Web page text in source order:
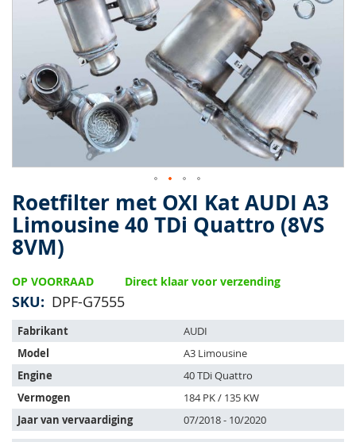
Roetfilter met OXI Kat AUDI A3
Limousine 40 TDi Quattro (8VS
8VM)
OP VOORRAAD
SKU DPF-G7555
Direct klaar voor verzending
Het
artikel
past
op
de
volgende
voertuigen:
Fabrikant
AUDI
Model
A3 Limousine
Engine
40 TDi Quattro
Vermogen
184 PK / 135 KW
Jaar van vervaardiging
07/2018 - 10/2020
afbeeldingen-
Ga
naar
het
begin
de
afbeeldingen-
gallerij